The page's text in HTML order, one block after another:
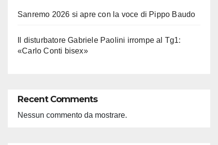
Sanremo 2026 si apre con la voce di Pippo Baudo
Il disturbatore Gabriele Paolini irrompe al Tg1:
«Carlo Conti bisex»
Recent Comments
Nessun commento da mostrare.